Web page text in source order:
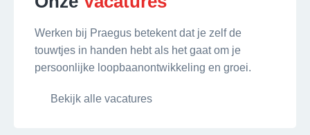
Werken bij Praegus betekent dat je zelf de
touwtjes in handen hebt als het gaat om je
persoonlijke loopbaanontwikkeling en groei.
Bekijk alle vacatures